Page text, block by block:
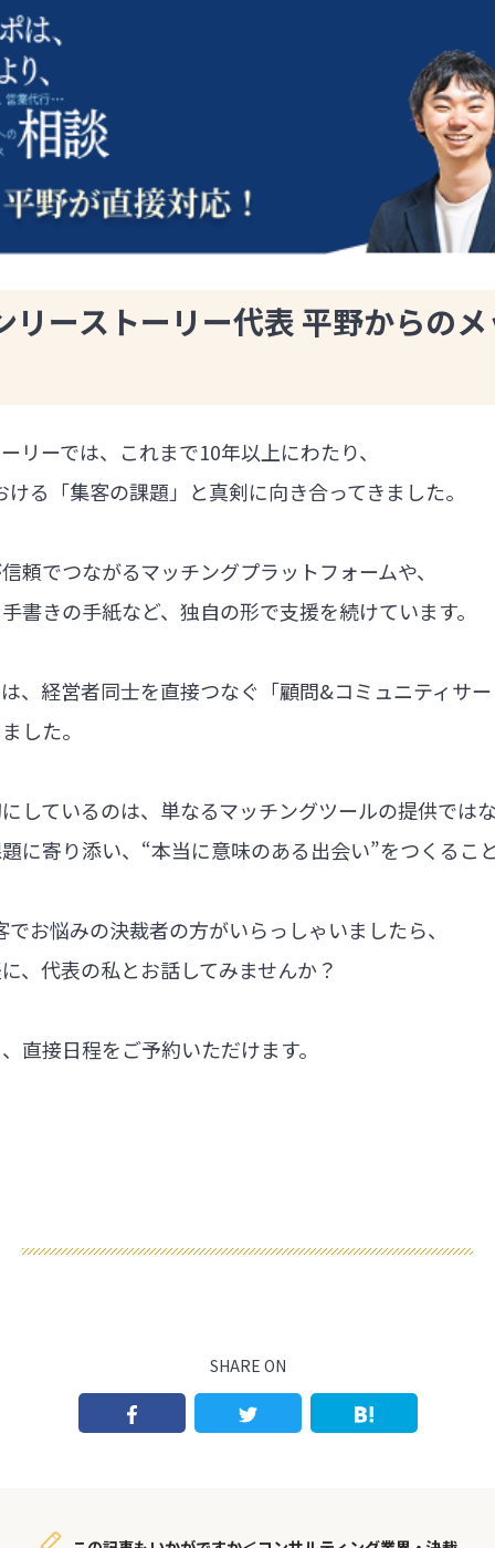
リーストーリー代表 平野からの
リーでは、これまで10年以上にわたり、
る「集客の課題」と真剣に向き合ってきました。
頼でつながるマッチングプラットフォームや、
書きの手紙など、独自の形で支援を続けています。
、経営者同士を直接つなぐ「顧問&コミュニティサ
した。
しているのは、単なるマッチングツールの提供では
に寄り添い、“本当に意味のある出会い”をつくるこ
お悩みの決裁者の方がいらっしゃいましたら、
、代表の私とお話してみませんか？
直接日程をご予約いただけます。
SHARE ON